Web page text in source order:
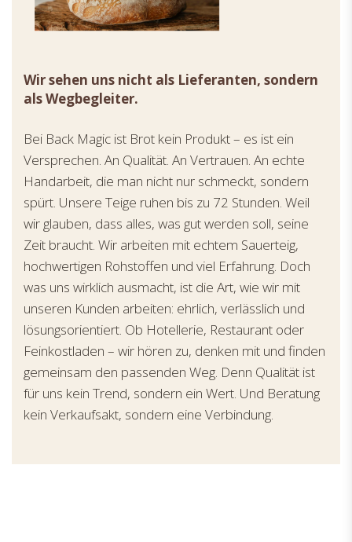
Wir sehen uns nicht als Lieferanten, sondern
als Wegbegleiter.
Bei Back Magic ist Brot kein Produkt – es ist ein
Versprechen. An Qualität. An Vertrauen. An echte
Handarbeit, die man nicht nur schmeckt, sondern
spürt. Unsere Teige ruhen bis zu 72 Stunden. Weil
wir glauben, dass alles, was gut werden soll, seine
Zeit braucht. Wir arbeiten mit echtem Sauerteig,
hochwertigen Rohstoffen und viel Erfahrung. Doch
was uns wirklich ausmacht, ist die Art, wie wir mit
unseren Kunden arbeiten: ehrlich, verlässlich und
lösungsorientiert. Ob Hotellerie, Restaurant oder
Feinkostladen – wir hören zu, denken mit und finden
gemeinsam den passenden Weg. Denn Qualität ist
für uns kein Trend, sondern ein Wert. Und Beratung
kein Verkaufsakt, sondern eine Verbindung.